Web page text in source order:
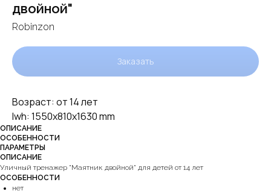
двойной"
Robinzon
Заказать
Возраст: от 14 лет
lwh: 1550x810x1630 mm
ОПИСАНИЕ
ОСОБЕННОСТИ
ПАРАМЕТРЫ
ОПИСАНИЕ
Уличный тренажер "Маятник двойной" для детей от 14 лет
ОСОБЕННОСТИ
нет